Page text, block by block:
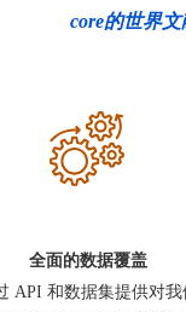
core的世界
全面的数据覆盖
API 和数据集提供对我